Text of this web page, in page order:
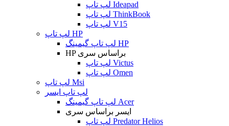
لپ تاپ Ideapad
لپ تاپ ThinkBook
لپ تاپ V15
لپ تاپ HP
لپ تاپ گیمینگ HP
HP براساس سری
لپ تاپ Victus
لپ تاپ Omen
لپ تاپ Msi
لپ تاپ ایسر
لپ تاپ گیمینگ Acer
ایسر براساس سری
لپ تاپ Predator Helios